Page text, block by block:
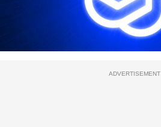
ADVERTISEMENT